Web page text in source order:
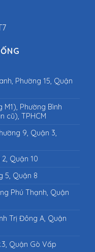
Phường 15, Quận
M1), Phường Bình
cũ), TPHCM
9, Quận 3,
2, Quận 10
5, Quận 8
Phú Thạnh, Quận
Trị Đông A, Quận
Quận Gò Vấp